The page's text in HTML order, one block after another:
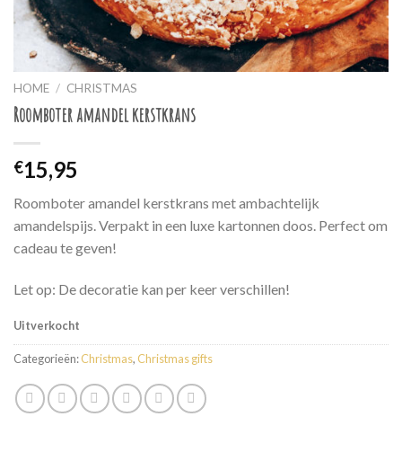
HOME / CHRISTMAS
Roomboter amandel kerstkrans
€15,95
Roomboter amandel kerstkrans met ambachtelijk
amandelspijs. Verpakt in een luxe kartonnen doos. Perfect om
cadeau te geven!
Let op: De decoratie kan per keer verschillen!
Uitverkocht
Categorieën:Christmas, Christmas gifts